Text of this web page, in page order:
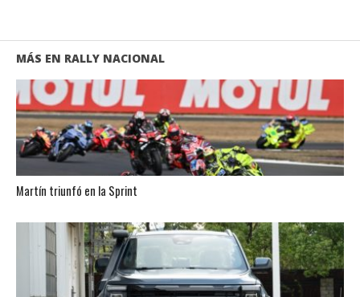
MÁS EN RALLY NACIONAL
Martín triunfó en la Sprint